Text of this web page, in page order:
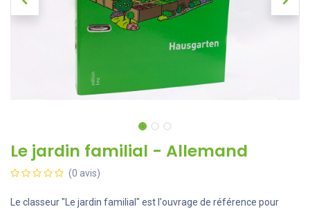
Le jardin familial - Allemand
(0 avis)
Le classeur "Le jardin familial" est l'ouvrage de référence pour